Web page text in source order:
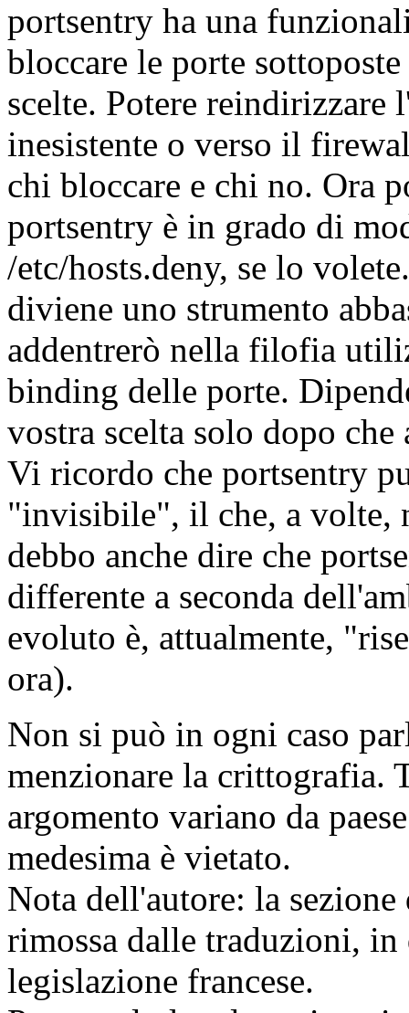
portsentry ha una
bloccare le porte
scelte. Potere reindirizzare
inesistente o verso il
chi bloccare e chi no. Ora
portsentry è in grado di
/etc/hosts.deny, se lo
diviene uno strumento
addentrerò nella filofia
binding delle porte.
vostra scelta solo dopo
Vi ricordo che portsentry
"invisibile", il che, a volte,
debbo anche dire che
differente a seconda
evoluto è, attualmente,
ora).
Non si può in ogni caso
menzionare la crittografia.
argomento variano da
medesima è vietato.
Nota dell'autore: la
rimossa dalle traduzioni, in
legislazione francese.